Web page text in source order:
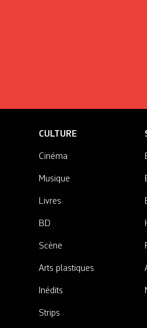
CULTURE
Cinéma
Musique
Livres
BD
Scène
Arts plastiques
Inédits
Strips